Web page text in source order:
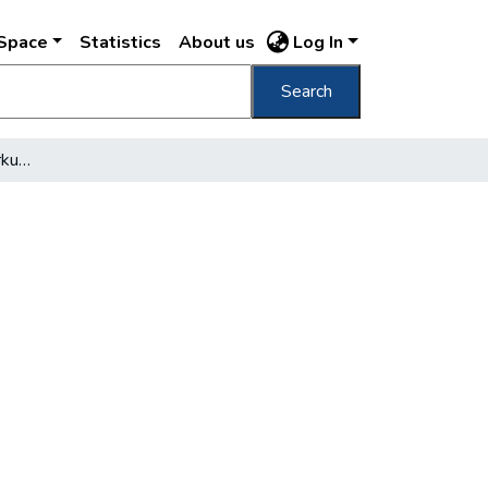
Statistics About us Log In
Search
Budapester Randbemerkungen